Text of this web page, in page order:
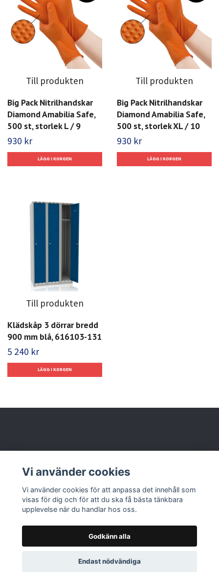
Till produkten
Big Pack Nitrilhandskar
Diamond Amabilia Safe,
500 st, storlek L / 9
930 kr
Till produkten
Big Pack Nitrilhandskar
Diamond Amabilia Safe,
500 st, storlek XL / 10
930 kr
Till produkten
Klädskåp 3 dörrar bredd
900 mm blå, 616103-131
5 240 kr
Läs mer
© 2026 Nolbox AB
Vi använder cookies
Vi använder cookies för att anpassa det innehåll som
visas för dig och för att du ska få bästa tänkbara
upplevelse när du handlar hos oss.
Godkänn alla
Endast nödvändiga